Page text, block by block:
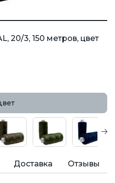
20/3, 150 метров, цвет
Доставка Отзывы